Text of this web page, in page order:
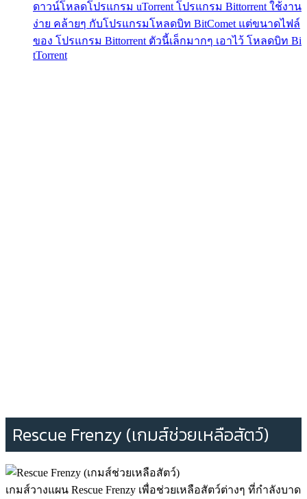
ดาวน์โหลดโปรแกรม uTorrent โปรแกรม Bittorrent ใช้งาน
ง่าย คล้ายๆ กับโปรแกรมโหลดบิท BitComet แต่ขนาดไฟล์
ของ โปรแกรม Bittorrent ตัวนี้เล็กมากๆ เอาไว้ โหลดบิท Bi
tTorrent
Rescue Frenzy (เกมส์ช่วยเหลือสัตว์)
เกมส์วางแผน Rescue Frenzy เพื่อช่วยเหลือสัตว์ต่างๆ ที่กำลังบาด